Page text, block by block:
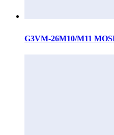
G3VM-26M10/M11